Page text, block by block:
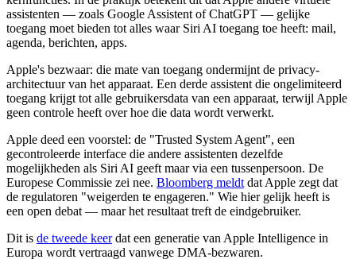
assistenten — zoals Google Assistent of ChatGPT — gelijke
toegang moet bieden tot alles waar Siri AI toegang toe heeft: mail,
agenda, berichten, apps.
Apple's bezwaar: die mate van toegang ondermijnt de privacy-
architectuur van het apparaat. Een derde assistent die ongelimiteerd
toegang krijgt tot alle gebruikersdata van een apparaat, terwijl Apple
geen controle heeft over hoe die data wordt verwerkt.
Apple deed een voorstel: de "Trusted System Agent", een
gecontroleerde interface die andere assistenten dezelfde
mogelijkheden als Siri AI geeft maar via een tussenpersoon. De
Europese Commissie zei nee. Bloomberg meldt dat Apple zegt dat
de regulatoren "weigerden te engageren." Wie hier gelijk heeft is
een open debat — maar het resultaat treft de eindgebruiker.
Dit is de tweede keerdat een generatie van Apple Intelligence in
Europa wordt vertraagd vanwege DMA-bezwaren.